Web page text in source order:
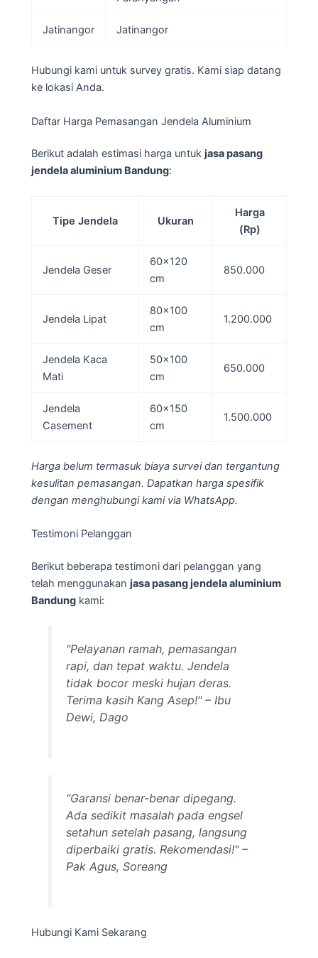
Jatinangor Jatinangor
Hubungi kami untuk survey gratis. Kami siap datang
ke lokasi Anda.
Daftar Harga Pemasangan Jendela Aluminium
Berikut adalah estimasi harga untuk jasa pasang
jendela aluminium Bandung:
Tipe Jendela Ukuran
Harga
(Rp)
Jendela Geser
60×120
cm
850.000
Jendela Lipat
80×100
cm
1.200.000
Jendela Kaca
Mati
50×100
cm
650.000
Jendela
Casement
60×150
cm
1.500.000
Harga belum termasuk biaya survei dan tergantung
kesulitan pemasangan. Dapatkan harga spesifik
dengan menghubungi kami via WhatsApp.
Testimoni Pelanggan
Berikut beberapa testimoni dari pelanggan yang
telah menggunakan jasa pasang jendela aluminium
Bandung kami:
"Pelayanan ramah, pemasangan
rapi, dan tepat waktu. Jendela
tidak bocor meski hujan deras.
Terima kasih Kang Asep!" – Ibu
Dewi, Dago
"Garansi benar-benar dipegang.
Ada sedikit masalah pada engsel
setahun setelah pasang, langsung
diperbaiki gratis. Rekomendasi!" –
Pak Agus, Soreang
Hubungi Kami Sekarang